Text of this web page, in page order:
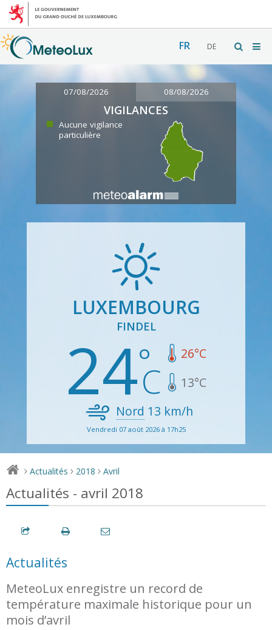
FR DE
07/08/2026 08/08/2026
VIGILANCES
Aucune vigilance
particulière
LUXEMBOURG
FINDEL
24 26°C
13°C
Nord 13 km/h
Vendredi 07 août 2026 à 17h25
> Actualités > 2018 > Avril
Actualités - avril 2018
Actualités
MeteoLux enregistre un record de
température maximale historique pour un
mois d’avril